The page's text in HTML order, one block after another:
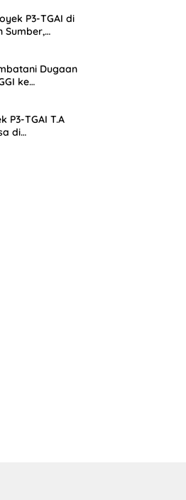
P3-TGAI di
Sumber,
Dugaan
ke
P3-TGAI T.A
di